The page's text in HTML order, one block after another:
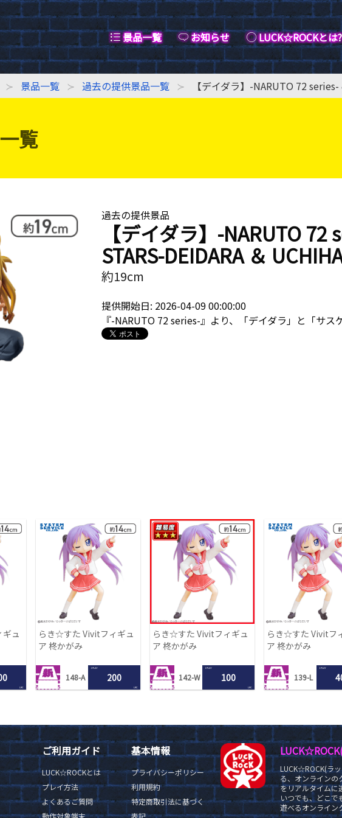
景品一覧 お知らせ LUCK☆ROCKとは?
景品一覧 過去の提供景品一覧 【デイダラ】-NARUTO 72
覧
過去の提供景品
【デイダラ】-NARUTO 72
STARS-DEIDARA ＆
約19cm
提供開始日: 2026-04-09 00:00:00
『-NARUTO 72 series-』より、「デイダラ」と「サス
ュ
LRC
らき☆すた Vivitフィギュ
ア 柊かがみ
148-A
1 PLAY
200
LRC
らき☆すた Vivitフィギュ
ア 柊かがみ
142-W
1 PLAY
100
LRC
らき☆すた Vivitフ
ア 柊かがみ
139-L
1 PLAY
ご利用ガイド
LUCK☆ROCKとは
プレイ方法
よくあるご質問
動作対象端末
基本情報
プライバシーポリシー
利用規約
特定商取引法に基づく
表記
LUCK☆ROCK(ラ
る、オンラインの
をリアルタイムに
いつでも、どこで
遊べるオンライン